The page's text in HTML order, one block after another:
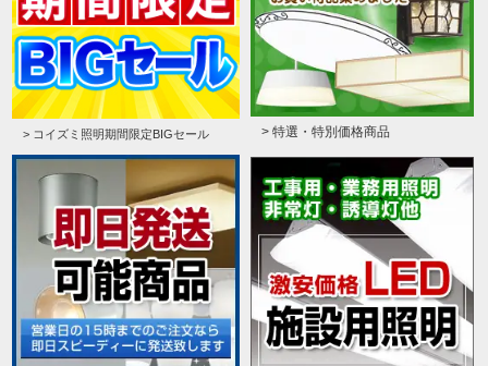
> コイズミ照明期間限定BIGセール > 特選・特別価格商品